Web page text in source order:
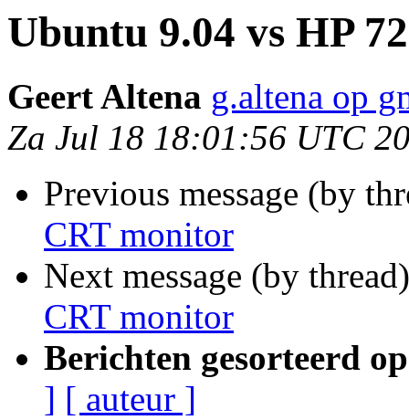
Ubuntu 9.04 vs HP
Geert Altena g.altena op
Za Jul 18 18:01:56 UTC
Previous message (by
CRT monitor
Next message (by
CRT monitor
Berichten gesorteerd
] [ auteur ]